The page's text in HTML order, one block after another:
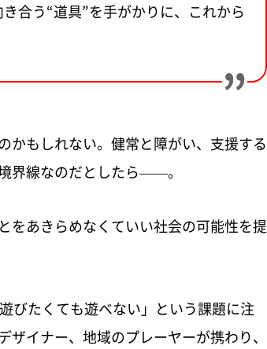
合う“道具”を手がかりに、これから
かもしれない。健常と障がい、支援する
界線なのだとしたら——。
をあきらめなくていい社会の可能性を提
びたくても遊べない」という課題に注
イナー、地域のプレーヤーが携わり、